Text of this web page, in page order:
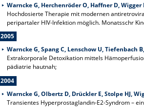
Warncke G, Herchenröder O, Haffner D, Wigger
Hochdosierte Therapie mit modernen
peripartaler HIV-Infektion möglich. Monatsschr
2005
Warncke G, Spang C, Lenschow U, Tiefenbach
Extrakorporale Detoxikation mittels
pädiatrie hautnah;
2004
Warncke G, Olbertz D, Drückler E, Stolpe HJ,
Transientes Hyperprostaglandin-E2-Syndrom –